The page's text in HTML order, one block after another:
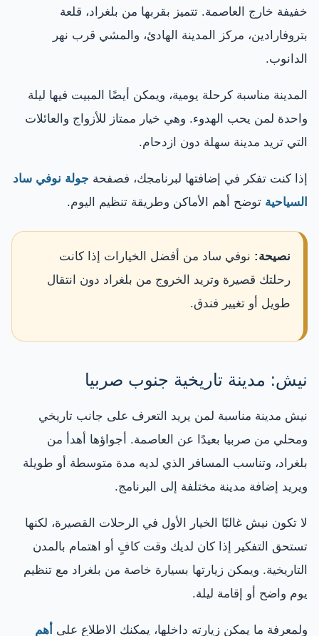
خفيفة خارج العاصمة. تتميز بقربها من بلغراد، قلعة
بتروفارادين، مركز المدينة الهادئ، والمشي قرب نهر
الدانوب.
المدينة مناسبة كرحلة يومية، ويمكن أيضًا المبيت فيها ليلة
واحدة لمن يحب الهدوء. وهي خيار ممتاز للأزواج والعائلات
التي تريد مدينة سهلة دون ازدحام.
إذا كنت تفكر في إضافتها لبرنامجك، فصفحة جولة نوفي ساد
السياحية توضح أهم الأماكن وطريقة تنظيم اليوم.
نصيحة: نوفي ساد من أفضل الخيارات إذا كانت
رحلتك قصيرة وتريد الخروج من بلغراد دون انتقال
طويل أو تغيير فندق.
نيش: مدينة تاريخية جنوب صربيا
نيش مدينة مناسبة لمن يريد التعرف على جانب تاريخي
ومحلي من صربيا بعيدًا عن العاصمة. أجواؤها أهدأ من
بلغراد، وتناسب المسافر الذي لديه مدة متوسطة أو طويلة
ويريد إضافة مدينة مختلفة إلى البرنامج.
لا تكون نيش غالبًا الخيار الأول في الرحلات القصيرة، لكنها
تستحق التفكير إذا كان لديك وقت كافٍ أو اهتمام بالمدن
التاريخية. ويمكن زيارتها بسيارة خاصة من بلغراد مع تنظيم
يوم واضح أو إقامة ليلة.
ولمعرفة ما يمكن زيارته داخلها، يمكنك الاطلاع على أهم